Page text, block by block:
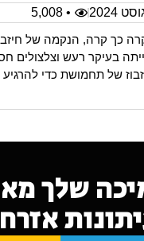
• 5,008
כך קרה, הנקמה של
בעיקר רעש וצלצולים
של תחמושת כדי להרגיע
שלך